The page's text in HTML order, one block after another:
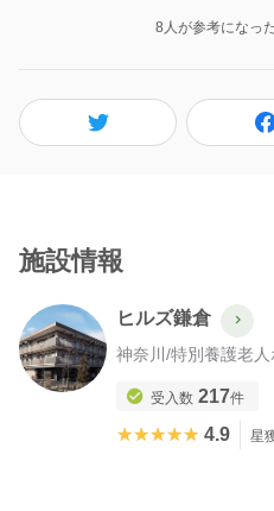
8人が参考になっ
施設情報
ヒルズ鎌倉
神奈川 /特別養護老人
受入数 217件
★★★★★
★★★★★ 4.9 星